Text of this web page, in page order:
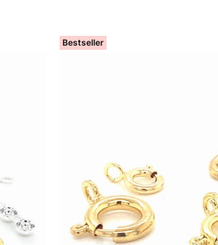
Bestseller